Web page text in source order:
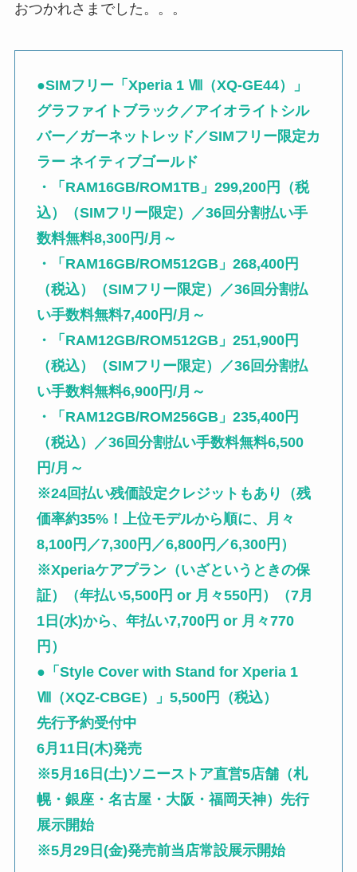
おつかれさまでした。。。
●SIMフリー「Xperia 1 Ⅷ（XQ-GE44）」
グラファイトブラック／アイオライトシル
バー／ガーネットレッド／SIMフリー限定カ
ラー ネイティブゴールド
・「RAM16GB/ROM1TB」299,200円（税
込）（SIMフリー限定）／36回分割払い手
数料無料8,300円/月～
・「RAM16GB/ROM512GB」268,400円
（税込）（SIMフリー限定）／36回分割払
い手数料無料7,400円/月～
・「RAM12GB/ROM512GB」251,900円
（税込）（SIMフリー限定）／36回分割払
い手数料無料6,900円/月～
・「RAM12GB/ROM256GB」235,400円
（税込）／36回分割払い手数料無料6,500
円/月～
※24回払い残価設定クレジットもあり（残
価率約35%！上位モデルから順に、月々
8,100円／7,300円／6,800円／6,300円）
※Xperiaケアプラン（いざというときの保
証）（年払い5,500円 or 月々550円）（7月
1日(水)から、年払い7,700円 or 月々770
円）
● 「Style Cover with Stand for Xperia 1
Ⅷ（XQZ-CBGE）」5,500円（税込）
先行予約受付中
6月11日(木)発売
※5月16日(土)ソニーストア直営5店舗（札
幌・銀座・名古屋・大阪・福岡天神）先行
展示開始
※5月29日(金)発売前当店常設展示開始